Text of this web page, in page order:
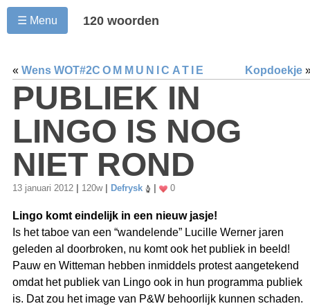
☰ Menu 120 woorden
« Wens WOT#2 Kopdoekje
COMMUNICATIE
PUBLIEK IN
LINGO IS NOG
NIET ROND
13 januari 2012 120w Defrysk 0
Lingo komt eindelijk in een nieuw jasje!
Is het taboe van een “wandelende” Lucille Werner jaren
geleden al doorbroken, nu komt ook het publiek in beeld!
Pauw en Witteman hebben inmiddels protest aangetekend
omdat het publiek van Lingo ook in hun programma publiek
is. Dat zou het image van P&W behoorlijk kunnen schaden.